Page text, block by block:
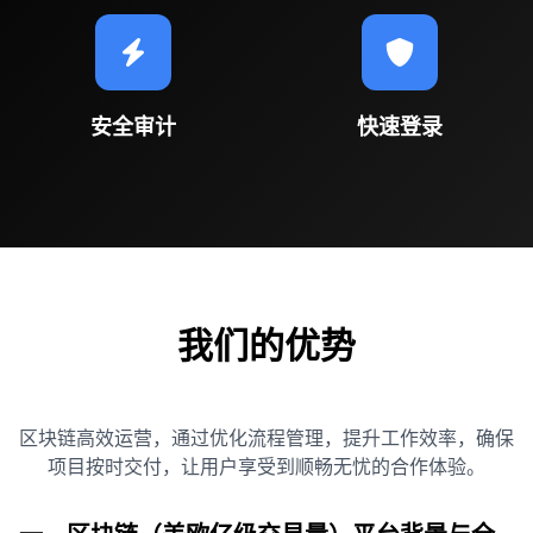
安全审计 快速登录
我们的优势
区块链高效运营，通过优化流程管理，提升工作效率，确保
项目按时交付，让用户享受到顺畅无忧的合作体验。